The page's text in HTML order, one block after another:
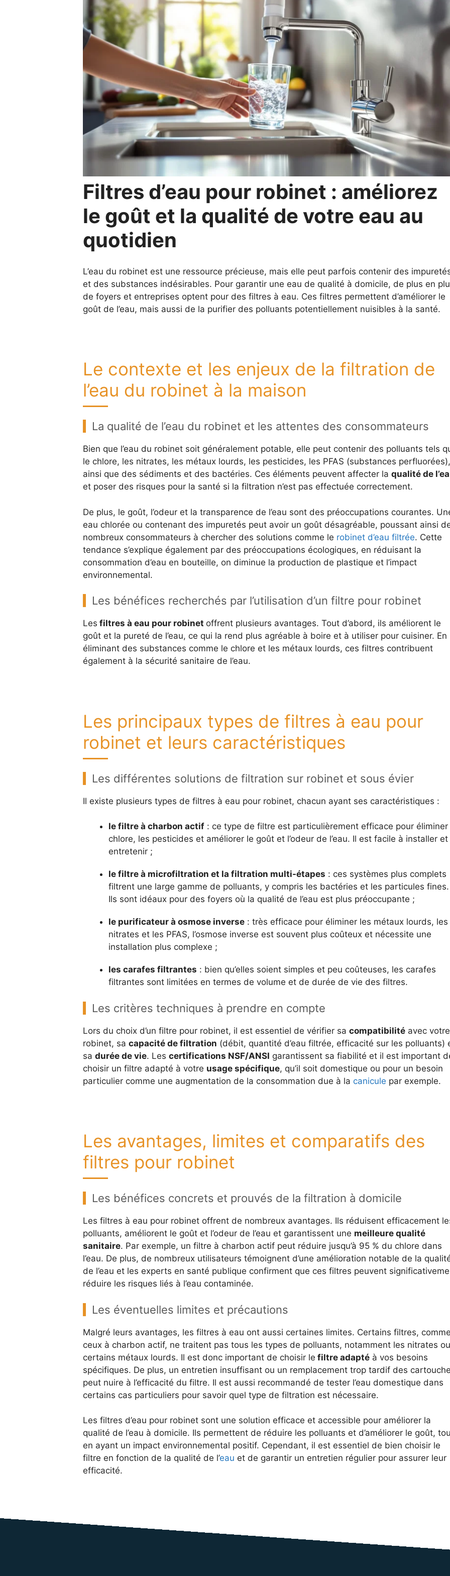
Filtres d’eau pour robinet : améliorez
le goût et la qualité de votre eau au
quotidien
L’eau du robinet est une ressource précieuse, mais elle peut parfois contenir des
et des substances indésirables. Pour garantir une eau de qualité à domicile, de plus en
de foyers et entreprises optent pour des filtres à eau. Ces filtres permettent d’améliorer le
goût de l’eau, mais aussi de la purifier des polluants potentiellement nuisibles à la santé.
Le contexte et les enjeux de la filtration de
l’eau du robinet à la maison
La qualité de l’eau du robinet et les attentes des consommateurs
Bien que l’eau du robinet soit généralement potable, elle peut contenir des polluants tels
le chlore, les nitrates, les métaux lourds, les pesticides, les PFAS (substances perfluorées),
ainsi que des sédiments et des bactéries. Ces éléments peuvent affecter la qualité de
et poser des risques pour la santé si la filtration n’est pas effectuée correctement.
De plus, le goût, l’odeur et la transparence de l’eau sont des préoccupations courantes.
eau chlorée ou contenant des impuretés peut avoir un goût désagréable, poussant ainsi
nombreux consommateurs à chercher des solutions comme le robinet d’eau filtrée. Cette
tendance s’explique également par des préoccupations écologiques, en réduisant la
consommation d’eau en bouteille, on diminue la production de plastique et l’impact
environnemental.
Les bénéfices recherchés par l’utilisation d’un filtre pour robinet
Les filtres à eau pour robinet offrent plusieurs avantages. Tout d’abord, ils améliorent le
goût et la pureté de l’eau, ce qui la rend plus agréable à boire et à utiliser pour cuisiner. En
éliminant des substances comme le chlore et les métaux lourds, ces filtres contribuent
également à la sécurité sanitaire de l’eau.
Les principaux types de filtres à eau pour
robinet et leurs caractéristiques
Les différentes solutions de filtration sur robinet et sous évier
Il existe plusieurs types de filtres à eau pour robinet, chacun ayant ses caractéristiques :
le filtre à charbon actif: ce type de filtre est particulièrement efficace pour éliminer
chlore, les pesticides et améliorer le goût et l’odeur de l’eau. Il est facile à installer et
entretenir ;
le filtre à microfiltration et la filtration multi-étapes : ces systèmes plus complets
filtrent une large gamme de polluants, y compris les bactéries et les particules fines.
Ils sont idéaux pour des foyers où la qualité de l’eau est plus préoccupante ;
le purificateur à osmose inverse: très efficace pour éliminer les métaux lourds, les
nitrates et les PFAS, l’osmose inverse est souvent plus coûteux et nécessite une
installation plus complexe ;
les carafes filtrantes : bien qu’elles soient simples et peu coûteuses, les carafes
filtrantes sont limitées en termes de volume et de durée de vie des filtres.
Les critères techniques à prendre en compte
Lors du choix d’un filtre pour robinet, il est essentiel de vérifier sa compatibilitéavec votre
robinet, sa capacité de filtration (débit, quantité d’eau filtrée, efficacité sur les polluants)
sa durée de vie. Les certifications NSF/ANSI garantissent sa fiabilité et il est important
choisir un filtre adapté à votre usage spécifique, qu’il soit domestique ou pour un besoin
particulier comme une augmentation de la consommation due à la canicule par exemple.
Les avantages, limites et comparatifs des
filtres pour robinet
Les bénéfices concrets et prouvés de la filtration à domicile
Les filtres à eau pour robinet offrent de nombreux avantages. Ils réduisent efficacement
polluants, améliorent le goût et l’odeur de l’eau et garantissent une meilleure qualité
sanitaire. Par exemple, un filtre à charbon actif peut réduire jusqu’à 95 % du chlore dans
l’eau. De plus, de nombreux utilisateurs témoignent d’une amélioration notable de la
de l’eau et les experts en santé publique confirment que ces filtres peuvent
réduire les risques liés à l’eau contaminée.
Les éventuelles limites et précautions
Malgré leurs avantages, les filtres à eau ont aussi certaines limites. Certains filtres,
ceux à charbon actif, ne traitent pas tous les types de polluants, notamment les nitrates ou
certains métaux lourds. Il est donc important de choisir le filtre adaptéà vos besoins
spécifiques. De plus, un entretien insuffisant ou un remplacement trop tardif des
peut nuire à l’efficacité du filtre. Il est aussi recommandé de tester l’eau domestique dans
certains cas particuliers pour savoir quel type de filtration est nécessaire.
Les filtres d’eau pour robinet sont une solution efficace et accessible pour améliorer la
qualité de l’eau à domicile. Ils permettent de réduire les polluants et d’améliorer le goût,
en ayant un impact environnemental positif. Cependant, il est essentiel de bien choisir le
filtre en fonction de la qualité de l’eau et de garantir un entretien régulier pour assurer leur
efficacité.